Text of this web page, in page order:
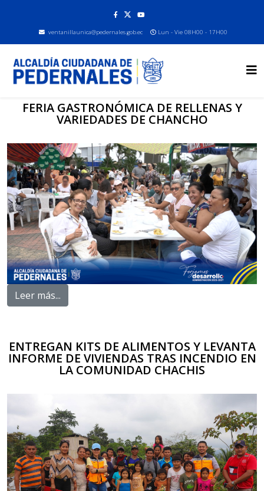
ventanillaunica@pedernales.gob.ec Lun - Vie 08H00 - 17H00
FERIA GASTRONÓMICA DE RELLENAS Y
VARIEDADES DE CHANCHO
Leer más...
ENTREGAN KITS DE ALIMENTOS Y LEVANTA
INFORME DE VIVIENDAS TRAS INCENDIO EN
LA COMUNIDAD CHACHIS